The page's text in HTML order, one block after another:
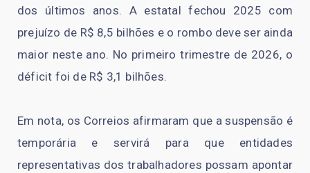
dos últimos anos. A estatal fechou 2025 com
prejuízo de R$ 8,5 bilhões e o rombo deve ser ainda
maior neste ano. No primeiro trimestre de 2026, o
déficit foi de R$ 3,1 bilhões.
Em nota, os Correios afirmaram que a suspensão é
temporária e servirá para que entidades
representativas dos trabalhadores possam apontar